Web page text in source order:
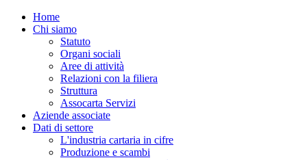
Home
Chi siamo
Statuto
Organi sociali
Aree di attività
Relazioni con la filiera
Struttura
Assocarta Servizi
Aziende associate
Dati di settore
L'industria cartaria in cifre
Produzione e scambi